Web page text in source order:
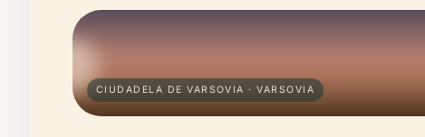
CIUDADELA DE VARSOVIA · VARSOVIA